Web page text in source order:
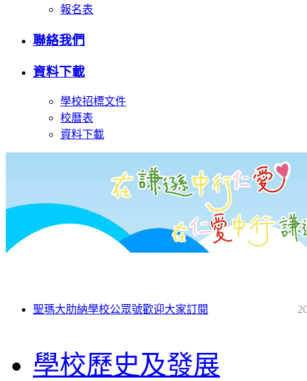
報名表
聯絡我們
資料下載
學校招標文件
校曆表
資料下載
聖瑪大肋納學校公眾號歡迎大家訂閱
學校歷史及發展